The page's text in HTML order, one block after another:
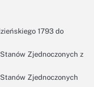
1793 do
Zjednoczonych z
Zjednoczonych